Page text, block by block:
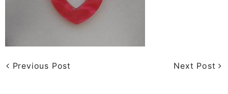
Previous Post Next Post